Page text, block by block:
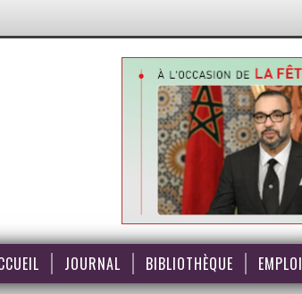
JOURNAL BIBLIOTHÈQUE EMPLOI